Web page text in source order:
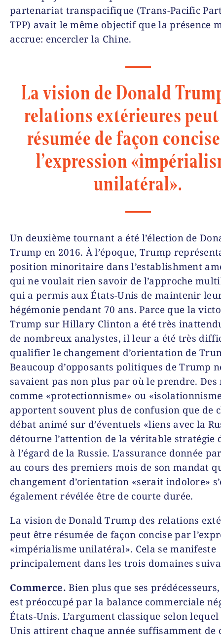
partenariat transpacifique (Trans-Pacific
TPP) avait le même objectif que la présence
accrue: encercler la Chine.
La vision de Donald
relations extérieures
résumée de façon
l’expression
unilatéral».
Un deuxième tournant a été l’élection de
Trump en 2016. À l’époque, Trump
position minoritaire dans l’establishment
qui ne voulait rien savoir de l’approche
qui a permis aux États-Unis de maintenir
hégémonie pendant 70 ans. Parce que la
Trump sur Hillary Clinton a été très
de nombreux analystes, il leur a été très
qualifier le changement d’orientation de
Beaucoup d’opposants politiques de Trump
savaient pas non plus par où le prendre. Des
comme «protectionnisme» ou
apportent souvent plus de confusion que de
débat animé sur d’éventuels «liens avec la
détourne l’attention de la véritable stratégie
à l’égard de la Russie. L’assurance donnée
au cours des premiers mois de son mandat
changement d’orientation «serait indolore»
également révélée être de courte durée.
La vision de Donald Trump des relations
peut être résumée de façon concise par
«impérialisme unilatéral». Cela se manifeste
principalement dans les trois domaines
Commerce. Bien plus que ses
est préoccupé par la balance commerciale
États-Unis. L’argument classique selon
Unis attirent chaque année suffisamment de